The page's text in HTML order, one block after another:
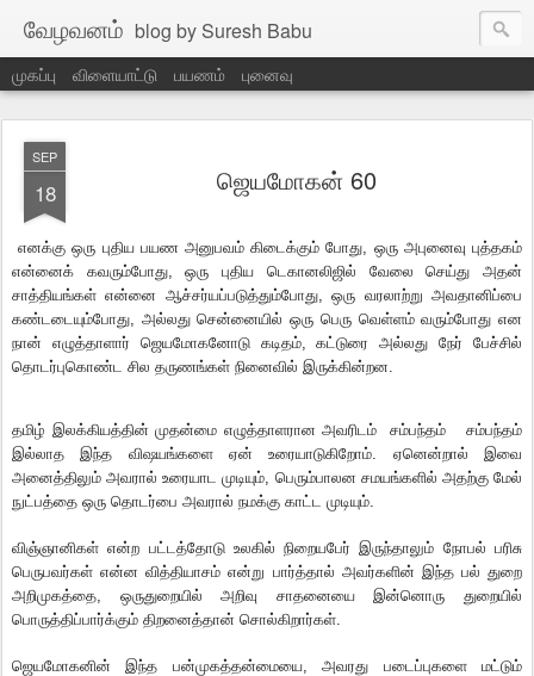
வேழவனம் blog by Suresh Babu
முகப்பு விளையாட்டு பயணம் புனைவு
SEP
18 ஜெயமோகன் 60
எனக்கு ஒரு புதிய பயண அனுபவம் கிடைக்கும் போது, ஒரு அபுனைவு புத்தகம்
என்னைக் கவரும்போது, ஒரு புதிய டெகானலிஜில் வேலை செய்து அதன்
சாத்தியங்கள் என்னை ஆச்சர்யப்படுத்தும்போது, ஒரு வரலாற்று அவதானிப்பை
கண்டடையும்போது, அல்லது சென்னையில் ஒரு பெரு வெள்ளம் வரும்போது என
நான் எழுத்தாளார் ஜெயமோகனோடு கடிதம், கட்டுரை அல்லது நேர் பேச்சில்
தொடர்புகொண்ட சில தருணங்கள் நினைவில் இருக்கின்றன.
தமிழ் இலக்கியத்தின் முதன்மை எழுத்தாளரான அவரிடம் சம்பந்தம் சம்பந்தம்
இல்லாத இந்த விஷயங்களை ஏன் உரையாடுகிறோம். ஏனென்றால் இவை
அனைத்திலும் அவரால் உரையாட முடியும், பெரும்பாலன சமயங்களில் அதற்கு மேல்
நுட்பத்தை ஒரு தொடர்பை அவரால் நமக்கு காட்ட முடியும்.
விஞ்ஞானிகள் என்ற பட்டத்தோடு உலகில் நிறையபேர் இருந்தாலும் நோபல் பரிசு
பெருபவர்கள் என்ன வித்தியாசம் என்று பார்த்தால் அவர்களின் இந்த பல் துறை
அறிமுகத்தை, ஒருதுறையில் அறிவு சாதனையை இன்னொரு துறையில்
பொருத்திப்பார்க்கும் திறனைத்தான் சொல்கிறார்கள்.
ஜெயமோகனின் இந்த பன்முகத்தன்மையை, அவரது படைப்புகளை மட்டும்